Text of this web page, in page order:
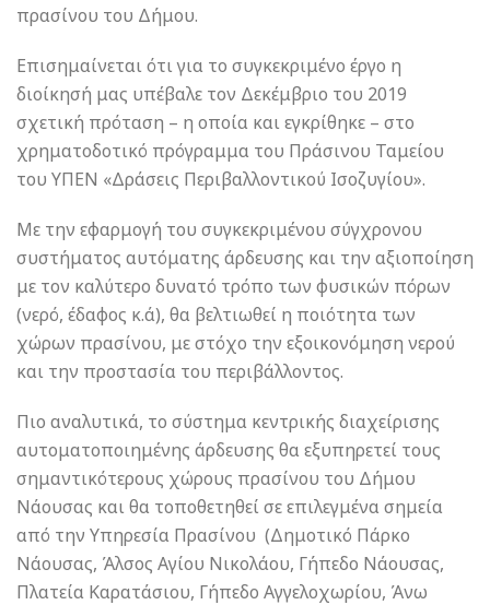
πρασίνου του Δήμου.
Επισημαίνεται ότι για το συγκεκριμένο έργο η
διοίκησή μας υπέβαλε τον Δεκέμβριο του 2019
σχετική πρόταση – η οποία και εγκρίθηκε – στο
χρηματοδοτικό πρόγραμμα του Πράσινου Ταμείου
του ΥΠΕΝ «Δράσεις Περιβαλλοντικού Ισοζυγίου».
Με την εφαρμογή του συγκεκριμένου σύγχρονου
συστήματος αυτόματης άρδευσης και την αξιοποίηση
με τον καλύτερο δυνατό τρόπο των φυσικών πόρων
(νερό, έδαφος κ.ά), θα βελτιωθεί η ποιότητα των
χώρων πρασίνου, με στόχο την εξοικονόμηση νερού
και την προστασία του περιβάλλοντος.
Πιο αναλυτικά, το σύστημα κεντρικής διαχείρισης
αυτοματοποιημένης άρδευσης θα εξυπηρετεί τους
σημαντικότερους χώρους πρασίνου του Δήμου
Νάουσας και θα τοποθετηθεί σε επιλεγμένα σημεία
από την Υπηρεσία Πρασίνου (Δημοτικό Πάρκο
Νάουσας, Άλσος Αγίου Νικολάου, Γήπεδο Νάουσας,
Πλατεία Καρατάσιου, Γήπεδο Αγγελοχωρίου, Άνω